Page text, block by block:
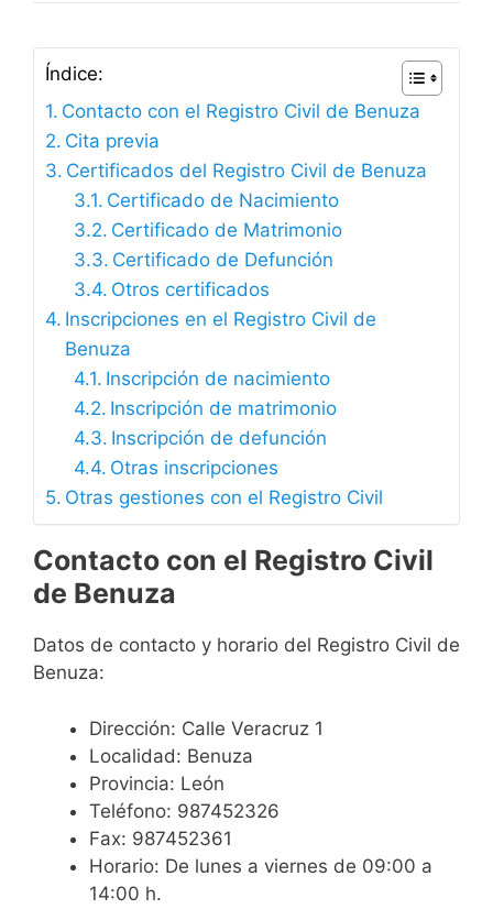
Índice:
Contacto con el Registro Civil de Benuza
Cita previa
Certificados del Registro Civil de Benuza
Certificado de Nacimiento
Certificado de Matrimonio
Certificado de Defunción
Otros certificados
Inscripciones en el Registro Civil de
Benuza
Inscripción de nacimiento
Inscripción de matrimonio
Inscripción de defunción
Otras inscripciones
Otras gestiones con el Registro Civil
Contacto con el Registro Civil
de Benuza
Datos de contacto y horario del Registro Civil de
Benuza:
Dirección: Calle Veracruz 1
Localidad: Benuza
Provincia: León
Teléfono: 987452326
Fax: 987452361
Horario: De lunes a viernes de 09:00 a
14:00 h.